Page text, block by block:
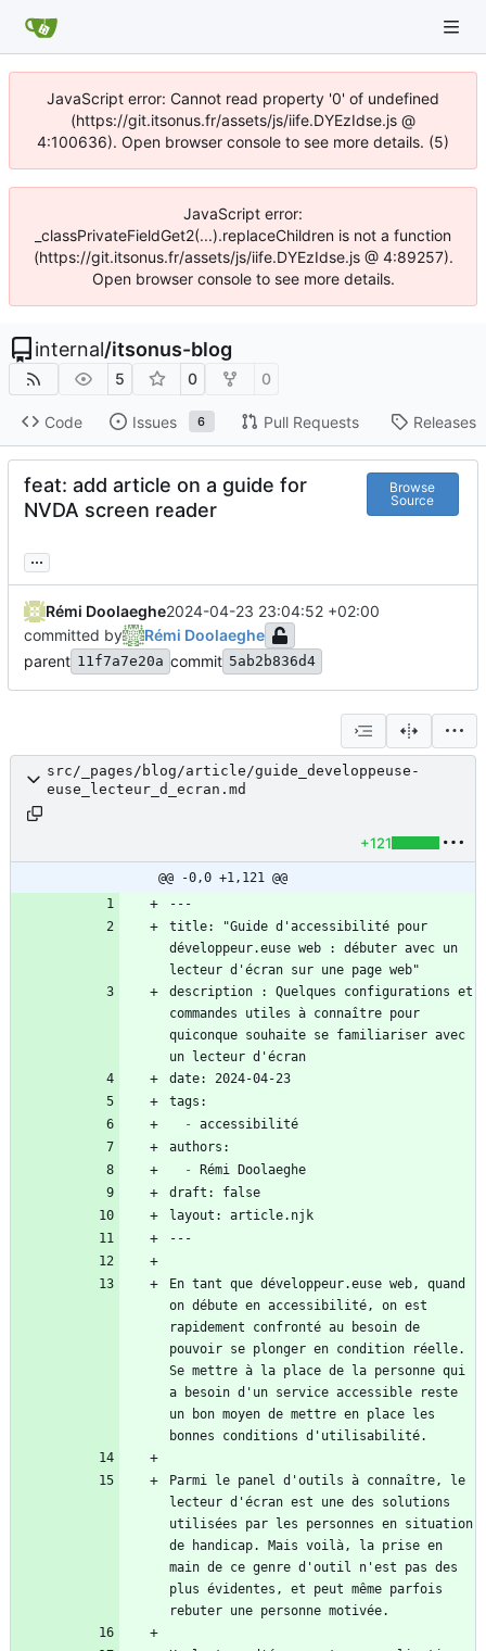
JavaScript error: Cannot read property '0' of undefined
(https://git.itsonus.fr/assets/js/iife.DYEzIdse.js @
4:100636). Open browser console to see more details. (5)
JavaScript error:
_classPrivateFieldGet2(...).replaceChildren is not a function
(https://git.itsonus.fr/assets/js/iife.DYEzIdse.js @ 4:89257).
Open browser console to see more details.
internal/itsonus-blog
5 0 0
Code Issues 6 Pull Requests Releases
feat: add article on a guide for
NVDA screen reader
Browse
Source
...
Rémi Doolaeghe2024-04-23 23:04:52 +02:00
committed by
Rémi Doolaeghe
parent 11f7a7e20a commit 5ab2b836d4
src/_pages/blog/article/guide_developpeuse-
euse_lecteur_d_ecran.md
+121
@@ -0,0 +1,121 @@
title: "Guide d'accessibilité pour
développeur.euse web : débuter avec un
description : Quelques configurations et
commandes utiles à connaître pour
quiconque souhaite se familiariser avec
-
-
En tant que développeur.euse web, quand
on débute en accessibilité, on est
rapidement confronté au besoin de
pouvoir se plonger en condition réelle.
Se mettre à la place de la personne qui
a besoin d'un service accessible reste
un bon moyen de mettre en place les
Parmi le panel d'outils à connaître, le
lecteur d'écran est une des solutions
utilisées par les personnes en situation
de handicap. Mais voilà, la prise en
main de ce genre d'outil n'est pas des
plus évidentes, et peut même parfois